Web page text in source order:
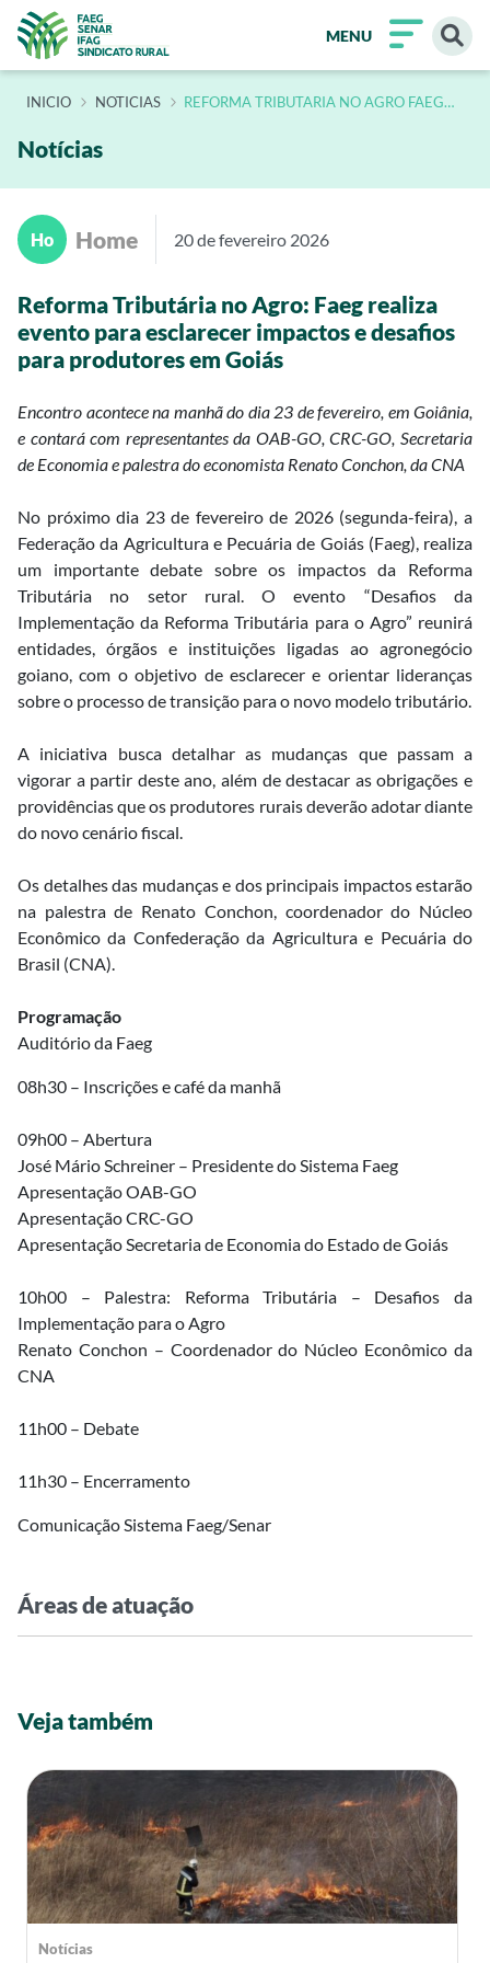
MENU
INÍCIO NOTICIAS REFORMA TRIBUTARIA NO AGRO FAEG
Notícias
Ho Home 20 de fevereiro 2026
Reforma Tributária no Agro: Faeg realiza
evento para esclarecer impactos e desafios
para produtores em Goiás
Encontro acontece na manhã do dia 23 de fevereiro, em Goiânia,
e contará com representantes da OAB-GO, CRC-GO, Secretaria
de Economia e palestra do economista Renato Conchon, da CNA
No próximo dia 23 de fevereiro de 2026 (segunda-feira), a
Federação da Agricultura e Pecuária de Goiás (Faeg), realiza
um importante debate sobre os impactos da Reforma
Tributária no setor rural. O evento “Desafios da
Implementação da Reforma Tributária para o Agro” reunirá
entidades, órgãos e instituições ligadas ao agronegócio
goiano, com o objetivo de esclarecer e orientar lideranças
sobre o processo de transição para o novo modelo tributário.
A iniciativa busca detalhar as mudanças que passam a
vigorar a partir deste ano, além de destacar as obrigações e
providências que os produtores rurais deverão adotar diante
do novo cenário fiscal.
Os detalhes das mudanças e dos principais impactos estarão
na palestra de Renato Conchon, coordenador do Núcleo
Econômico da Confederação da Agricultura e Pecuária do
Brasil (CNA).
Programação
Auditório da Faeg
08h30 – Inscrições e café da manhã
09h00 – Abertura
José Mário Schreiner – Presidente do Sistema Faeg
Apresentação OAB-GO
Apresentação CRC-GO
Apresentação Secretaria de Economia do Estado de Goiás
10h00 – Palestra: Reforma Tributária – Desafios da
Implementação para o Agro
Renato Conchon – Coordenador do Núcleo Econômico da
CNA
11h00 – Debate
11h30 – Encerramento
Comunicação Sistema Faeg/Senar
Áreas de atuação
Veja também
Notícias